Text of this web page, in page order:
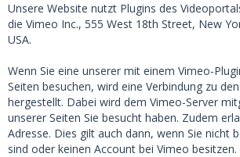
Unsere Website nutzt Plugins des
die Vimeo Inc., 555 West 18th Street, New
USA.
Wenn Sie eine unserer mit einem Vimeo-
Seiten besuchen, wird eine Verbindung zu
hergestellt. Dabei wird dem Vimeo-Server
unserer Seiten Sie besucht haben. Zudem
Adresse. Dies gilt auch dann, wenn Sie nicht
sind oder keinen Account bei Vimeo